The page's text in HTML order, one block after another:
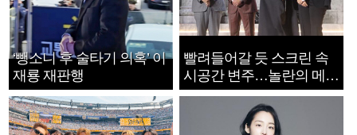
‘뺑소니 후 술타기 의혹’ 이
재룡 재판행
빨려들어갈 듯 스크린 속
시공간 변주…놀란의 메시
지는 ‘전쟁 속죄’